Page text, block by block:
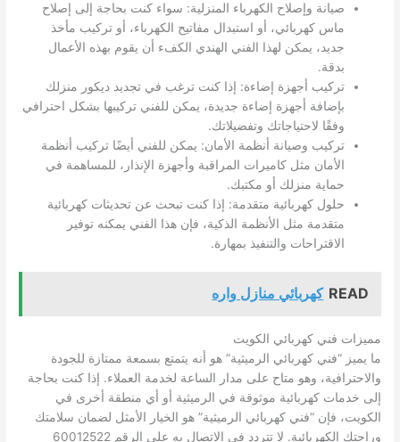
صيانة وإصلاح الكهرباء المنزلية: سواء كنت بحاجة إلى إصلاح
ماس كهربائي، أو استبدال مفاتيح الكهرباء، أو تركيب مأخذ
جديد، يمكن لهذا الفني الهندي الكفء أن يقوم بهذه الأعمال
بدقة.
تركيب أجهزة إضاءة: إذا كنت ترغب في تجديد ديكور منزلك
بإضافة أجهزة إضاءة جديدة، يمكن للفني تركيبها بشكل احترافي
وفقًا لاحتياجاتك وتفضيلاتك.
تركيب وصيانة أنظمة الأمان: يمكن للفني أيضًا تركيب أنظمة
الأمان مثل كاميرات المراقبة وأجهزة الإنذار، للمساهمة في
حماية منزلك أو مكتبك.
حلول كهربائية متقدمة: إذا كنت تبحث عن تحديثات كهربائية
متقدمة مثل الأنظمة الذكية، فإن هذا الفني يمكنه توفير
الاقتراحات والتنفيذ بمهارة.
READ كهربائي منازل واره
مميزات فني كهربائي الكويت
ما يميز “فني كهربائي الرميثية” هو أنه يتمتع بسمعة ممتازة للجودة
والاحترافية، وهو متاح على مدار الساعة لخدمة العملاء. إذا كنت بحاجة
إلى خدمات كهربائية موثوقة في الرميثية أو أي منطقة أخرى في
الكويت، فإن “فني كهربائي الرميثية” هو الخيار الأمثل لضمان سلامتك
وراحتك الكهربائية. لا تتردد في الاتصال به على الرقم 60012522